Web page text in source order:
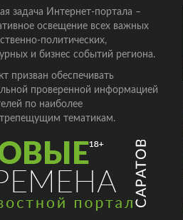
задача Интернет-портала –
освещение всех важных
политических,
и бизнес событий региона.
призван обеспечивать
проверенной информацией
по наиболее
тематикам.